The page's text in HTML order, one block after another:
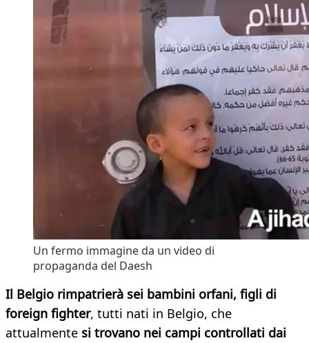
Un fermo immagine da un video di
propaganda del Daesh
Il Belgio rimpatrierà sei bambini orfani, figli di
foreign fighter, tutti nati in Belgio, che
attualmente si trovano nei campi controllati dai